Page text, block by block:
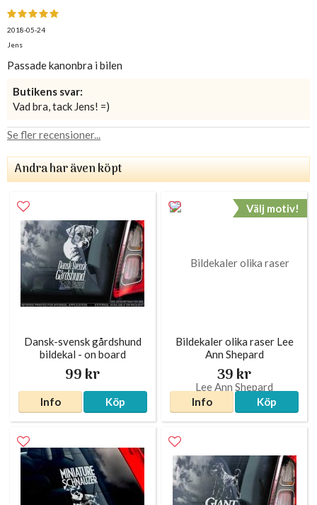
2018-05-24
Jens
Passade kanonbra i bilen
Butikens svar:
Vad bra, tack Jens! =)
Se fler recensioner...
Andra har även köpt
Dansk-svensk gårdshund
bildekal - on board
99 kr
Info Köp
Välj motiv!
Bildekaler olika raser Lee
Ann Shepard
39 kr
Info Köp